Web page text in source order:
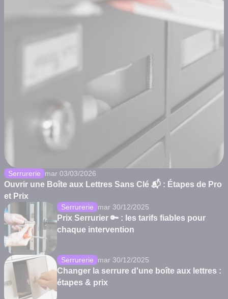
Serrurerie mar 03/03/2026
Ouvrir une Boîte aux Lettres Sans Clé 📬 : Étapes de Pro
et Prix
Serrurerie mar 30/12/2025
Prix Serrurier 🔑 : les tarifs fiables pour
chaque intervention
Serrurerie mar 30/12/2025
Changer la serrure d'une boîte aux lettres :
étapes & prix